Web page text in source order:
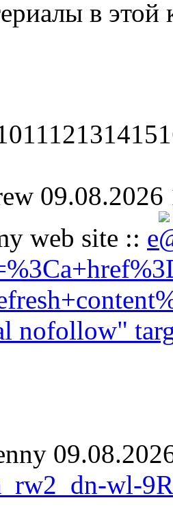
в этой
1112131415
09.08.2026
web site :: e
nofollow"
wl-